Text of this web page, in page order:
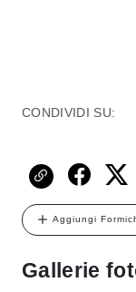
CONDIVIDI SU:
Aggiungi
Gallerie